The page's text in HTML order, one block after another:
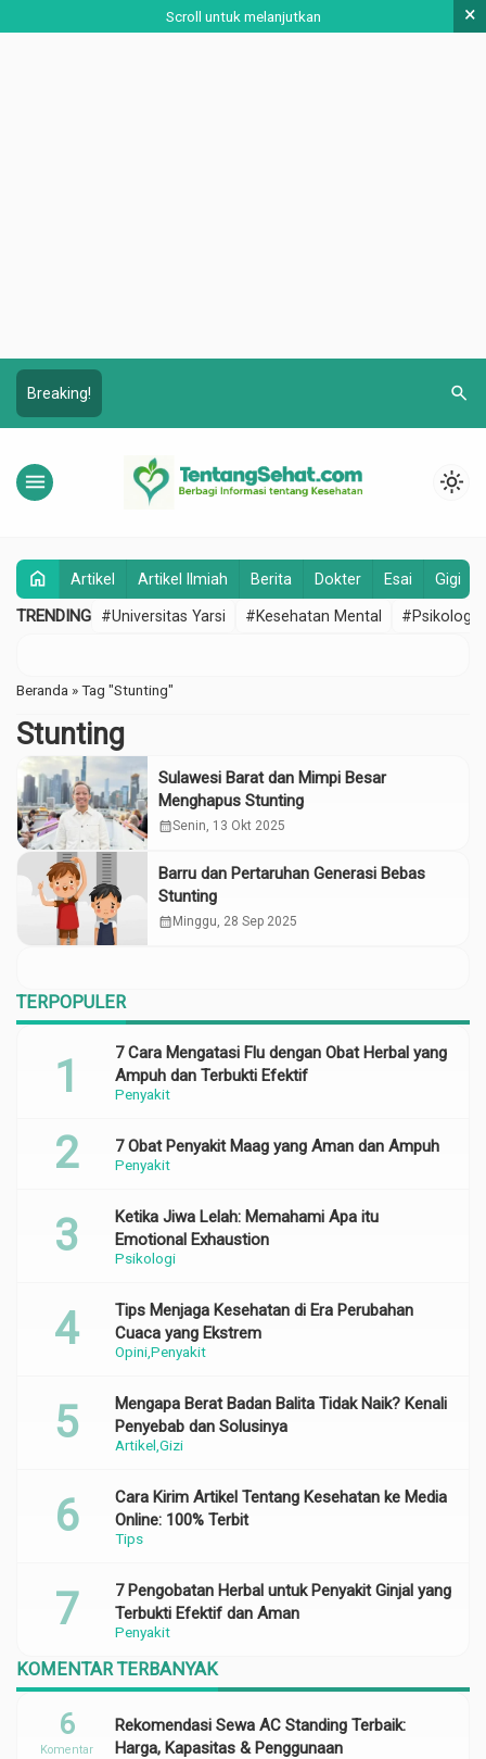
Scroll untuk melanjutkan ×
Breaking! search
menu light_mode
home Artikel Artikel Ilmiah Berita Dokter Esai Gigi
TRENDING #Universitas Yarsi #Kesehatan Mental #Psikologi
Beranda »Tag "Stunting"
Stunting
Sulawesi Barat dan Mimpi Besar
Menghapus Stunting
calendar_monthSenin, 13 Okt 2025
Barru dan Pertaruhan Generasi Bebas
Stunting
calendar_month Minggu, 28 Sep 2025
TERPOPULER
Penyakit
7 Cara Mengatasi Flu dengan Obat Herbal yang
Ampuh dan Terbukti Efektif
Penyakit
7 Obat Penyakit Maag yang Aman dan Ampuh
Psikologi
Ketika Jiwa Lelah: Memahami Apa itu
Emotional Exhaustion
OpiniPenyakit
Tips Menjaga Kesehatan di Era Perubahan
Cuaca yang Ekstrem
Artikel Gizi
Mengapa Berat Badan Balita Tidak Naik? Kenali
Penyebab dan Solusinya
Tips
Cara Kirim Artikel Tentang Kesehatan ke Media
Online: 100% Terbit
Penyakit
7 Pengobatan Herbal untuk Penyakit Ginjal yang
Terbukti Efektif dan Aman
KOMENTAR TERBANYAK
Rekomendasi Sewa AC Standing Terbaik:
Harga, Kapasitas & Penggunaan
6
Komentar